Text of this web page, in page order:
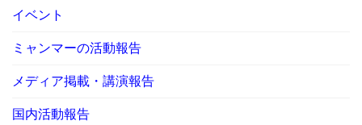
イベント
ミャンマーの活動報告
メディア掲載・講演報告
国内活動報告